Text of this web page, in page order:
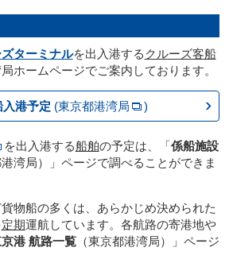
ターミナルを出入港する クルーズ客船
ホームページでご案内しております。
港予定 (東京都港湾局 )
を出入港する船舶の予定は、「係船施設
湾局）」ページで調べることができま
物船の多くは、あらかじめ決められた
定期運航しています。各航路の寄港地や
港 航路一覧（東京都港湾局）」ページ